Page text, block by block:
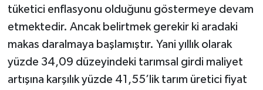
tüketici enflasyonu olduğunu göstermeye devam
etmektedir. Ancak belirtmek gerekir ki aradaki
makas daralmaya başlamıştır. Yani yıllık olarak
yüzde 34,09 düzeyindeki tarımsal girdi maliyet
artışına karşılık yüzde 41,55’lik tarım üretici fiyat